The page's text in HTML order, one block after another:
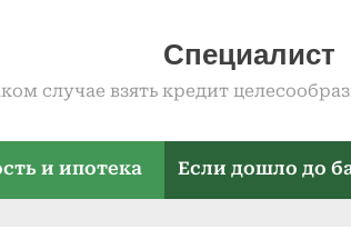
Специалист
случае взять кредит
и ипотека Если дошло до